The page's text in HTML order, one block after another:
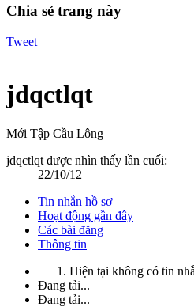
Chia sẻ trang này
Tweet
jdqctlqt
Mới Tập Cầu Lông
jdqctlqt được nhìn thấy lần cuối:
22/10/12
Tin nhắn hồ sơ
Hoạt động gần đây
Các bài đăng
Thông tin
Hiện tại không có tin
Đang tải...
Đang tải...